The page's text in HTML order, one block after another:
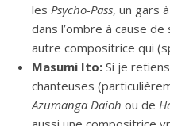
les Psycho-Pass, un gars
dans l’ombre à cause
autre compositrice qui
Masumi Ito: Si je
chanteuses
Azumanga Daioh ou de